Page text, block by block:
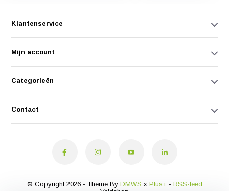
Klantenservice
Mijn account
Categorieën
Contact
© Copyright 2026 - Theme By DMWS x Plus+- RSS-feed
Veldshop